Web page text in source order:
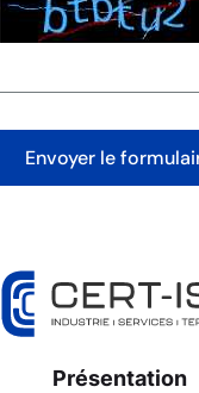
Présentation